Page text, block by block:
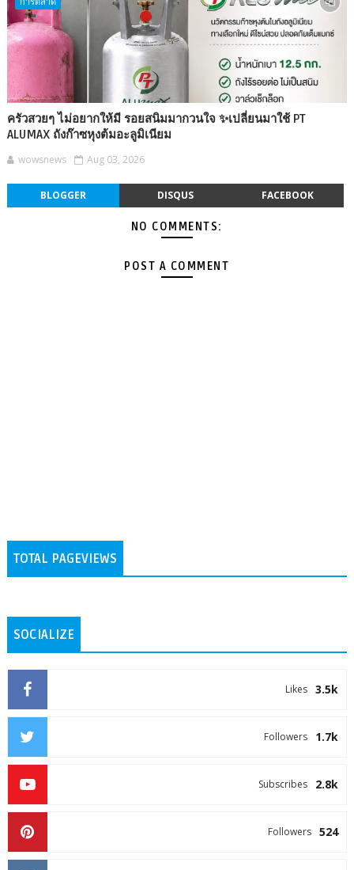
ครัวสวยๆ ไม่อยากให้มี รอยสนิมมากวนใจ ✨เปลี่ยนมาใช้ PT
ALUMAX ถังก๊าซหุงต้มอะลูมิเนียม
wowsnews Aug 03, 2026
BLOGGER DISQUS FACEBOOK
NO COMMENTS:
POST A COMMENT
TOTAL PAGEVIEWS
SOCIALIZE
3.5k
Likes
1.7k
Followers
2.8k
Subscribes
524
Followers